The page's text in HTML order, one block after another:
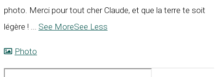
photo. Merci pour tout cher Claude, et que la terre te soit
légère ! ... See MoreSee Less
Photo